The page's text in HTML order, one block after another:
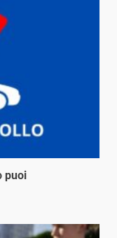
puoi